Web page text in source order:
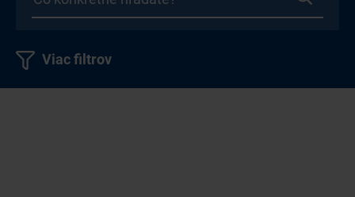
Viac filtrov